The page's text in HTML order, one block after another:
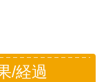
/経過